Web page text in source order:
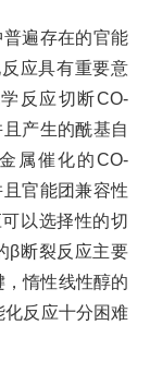
遍存在的官能
应具有重要意
反应切断CO-
产生的酰基自
属催化的CO-
官能团兼容性
以选择性的切
β断裂反应主要
惰性线性醇的
化反应十分困难